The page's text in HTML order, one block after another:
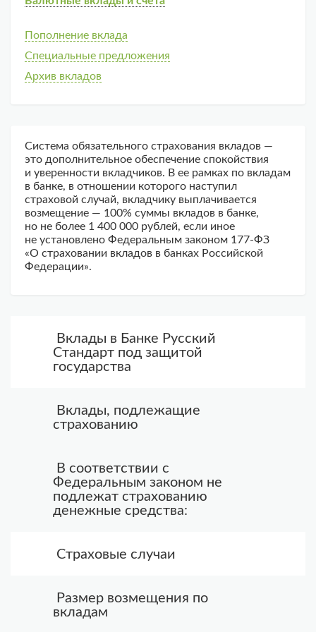
Пополнение вклада
Специальные предложения
Архив вкладов
Система обязательного страхования вкладов —
это дополнительное обеспечение спокойствия
и уверенности вкладчиков. В ее рамках по вкладам
в банке, в отношении которого наступил
страховой случай, вкладчику выплачивается
возмещение — 100% суммы вкладов в банке,
но не более 1 400 000 рублей, если иное
не установлено Федеральным законом 177-ФЗ
«О страховании вкладов в банках Российской
Федерации».
Вклады в Банке Русский
Стандарт под защитой
государства
Вклады, подлежащие
страхованию
В соответствии с
Федеральным законом не
подлежат страхованию
денежные средства:
Страховые случаи
Размер возмещения по
вкладам